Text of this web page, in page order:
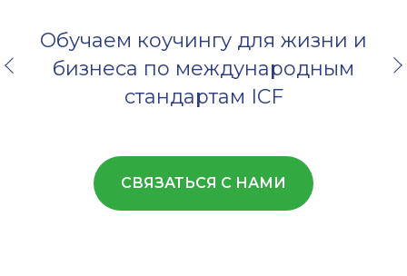
Обучаем коучингу для жизни и
бизнеса по международным
стандартам ICF
СВЯЗАТЬСЯ С НАМИ